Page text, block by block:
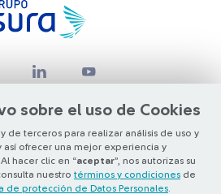
sobre el uso de Cookies
de terceros para realizar análisis de uso y
ofrecer una mejor experiencia y
hacer clic en “aceptar”, nos autorizas su
nuestro términos y condiciones de
de protección de Datos Personales
Grupo SURA 2026